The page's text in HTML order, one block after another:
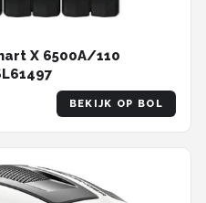
X 6500A/110
BEKIJK OP BOL